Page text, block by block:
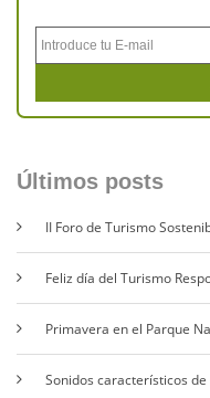
Últimos posts
II Foro de Turismo
Feliz día del Turismo
Primavera en el Parque
Sonidos característicos de